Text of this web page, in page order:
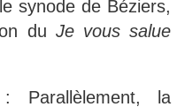
synode de Béziers,
du Je vous salue
Parallèlement, la